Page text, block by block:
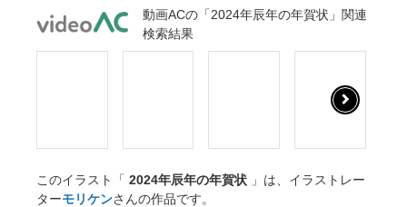
動画ACの「2024年辰年の年賀状」関連
検索結果
このイラスト「 2024年辰年の年賀状 」は、イラストレー
ターモリケンさんの作品です。